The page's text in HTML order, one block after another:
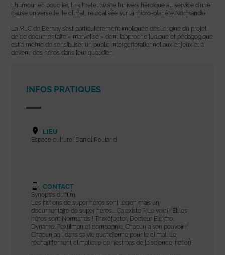
L’humour en bouclier, Erik Fretel twiste l’univers héroïque au service d’une
cause universelle, le climat, relocalisée sur la micro-planète Normandie.
La MJC de Bernay s’est particulièrement impliquée dès l’origine du projet
de ce documentaire « marvelisé » dont l’approche ludique et pédagogique
est à même de sensibiliser un public intergénérationnel aux enjeux et à
devenir des héros dans leur quotidien.
INFOS PRATIQUES
LIEU
Espace culturel Daniel Rouland
CONTACT
Synopsis du film
Les fictions de super héros sont légion mais un
documentaire de super héros... Ça existe ? Le voici ! Et les
héros sont Normands ! Thoréfactor, Docteur Elektro,
Dynamo, Textilman et compagnie. Chacun a son pouvoir !
Chacun agit dans sa vie quotidienne pour le climat. Le
réchauffement climatique ce n’est pas de la science-fiction!